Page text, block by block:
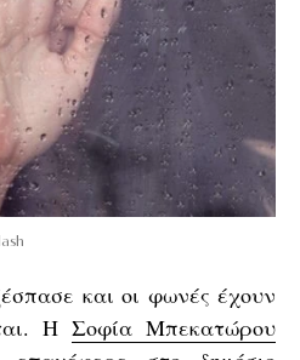
και οι φωνές έχουν
Η Σοφία Μπεκατώρου